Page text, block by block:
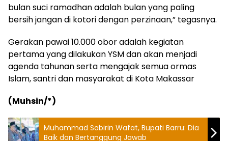
bulan suci ramadhan adalah bulan yang paling
bersih jangan di kotori dengan perzinaan,” tegasnya.
Gerakan pawai 10.000 obor adalah kegiatan
pertama yang dilakukan YSM dan akan menjadi
agenda tahunan serta mengajak semua ormas
Islam, santri dan masyarakat di Kota Makassar
(Muhsin/*)
Muhammad Sabirin Wafat, Bupati Barru: Dia
Baik dan Bertanggung Jawab